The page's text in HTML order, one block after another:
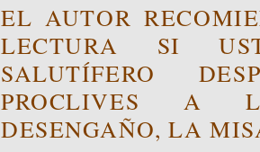
EL AUTOR
LECTURA SI
SALUTÍFERO
PROCLIVES A
DESENGAÑO, LA